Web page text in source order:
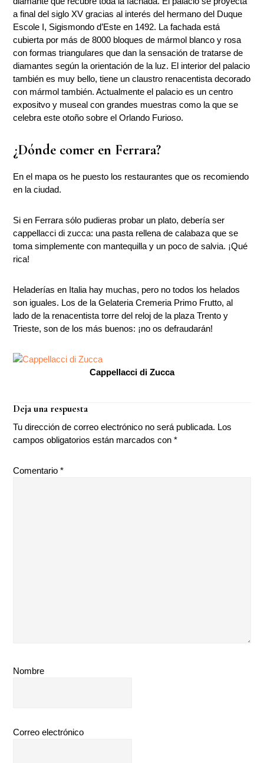
a final del siglo XV gracias al interés del hermano del Duque
Escole I, Sigismondo d’Este en 1492. La fachada está
cubierta por más de 8000 bloques de mármol blanco y rosa
con formas triangulares que dan la sensación de tratarse de
diamantes según la orientación de la luz. El interior del palacio
también es muy bello, tiene un claustro renacentista decorado
con mármol también. Actualmente el palacio es un centro
expositvo y museal con grandes muestras como la que se
celebra este otoño sobre el Orlando Furioso.
¿Dónde comer en Ferrara?
En el mapa os he puesto los restaurantes que os recomiendo
en la ciudad.
Si en Ferrara sólo pudieras probar un plato, debería ser
cappellacci di zucca: una pasta rellena de calabaza que se
toma simplemente con mantequilla y un poco de salvia. ¡Qué
rica!
Heladerías en Italia hay muchas, pero no todos los helados
son iguales. Los de la Gelateria Cremeria Primo Frutto, al
lado de la renacentista torre del reloj de la plaza Trento y
Trieste, son de los más buenos: ¡no os defraudarán!
Cappellacci di Zucca
Interacciones
con
los
lectores
Deja una respuesta
Tu dirección de correo electrónico no será publicada. Los
campos obligatorios están marcados con*
Comentario*
Nombre
Correo electrónico